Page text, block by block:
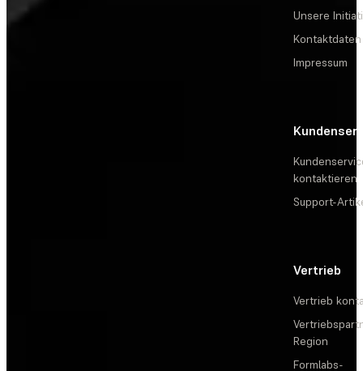
Unsere
Kontaktdaten
Impressum
kontaktieren
Support-
Vertrieb
Vertrieb
Region
Formlabs-